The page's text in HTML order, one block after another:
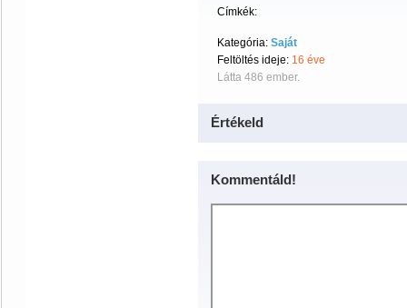
Címkék:
Kategória: Saját
Feltöltés ideje: 16 éve
Látta 486 ember.
Értékeld
Kommentáld!